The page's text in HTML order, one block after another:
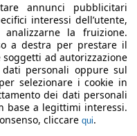
annunci pubblicitari
interessi dell’utente,
la fruizione.
a destra per prestare il
soggetti ad autorizzazione
personali oppure sul
selezionare i cookie in
dei dati personali
base a legittimi interessi.
cliccare qui.